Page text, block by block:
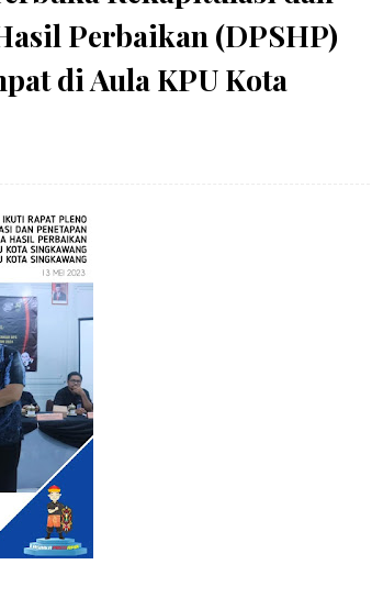
Perbaikan (DPSHP)
di Aula KPU Kota